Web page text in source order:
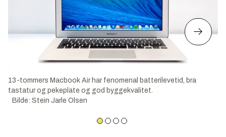
13-tommers Macbook Air har fenomenal batterilevetid, bra
tastatur og pekeplate og god byggekvalitet.
Bilde: Stein Jarle Olsen